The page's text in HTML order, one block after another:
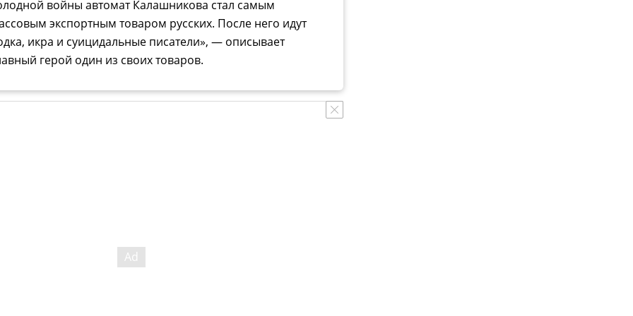
войны автомат Калашникова стал самым
экспортным товаром русских. После него идут
икра и суицидальные писатели», — описывает
герой один из своих товаров.